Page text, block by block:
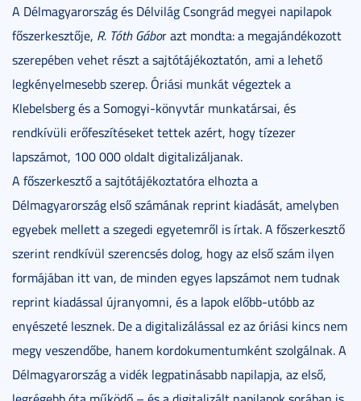
A Délmagyarország és Délvilág Csongrád megyei napilapok
főszerkesztője, R. Tóth Gábor azt mondta: a megajándékozott
szerepében vehet részt a sajtótájékoztatón, ami a lehető
legkényelmesebb szerep. Óriási munkát végeztek a
Klebelsberg és a Somogyi-könyvtár munkatársai, és
rendkívüli erőfeszítéseket tettek azért, hogy tízezer
lapszámot, 100 000 oldalt digitalizáljanak.
A főszerkesztő a sajtótájékoztatóra elhozta a
Délmagyarország első számának reprint kiadását, amelyben
egyebek mellett a szegedi egyetemről is írtak. A főszerkesztő
szerint rendkívül szerencsés dolog, hogy az első szám ilyen
formájában itt van, de minden egyes lapszámot nem tudnak
reprint kiadással újranyomni, és a lapok előbb-utóbb az
enyészeté lesznek. De a digitalizálással ez az óriási kincs nem
megy veszendőbe, hanem kordokumentumként szolgálnak. A
Délmagyarország a vidék legpatinásabb napilapja, az első,